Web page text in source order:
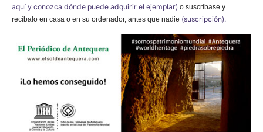
aquí y conozca dónde puede adquirir el ejemplar) o suscríbase y
recíbalo en casa o en su ordenador, antes que nadie (suscripción).